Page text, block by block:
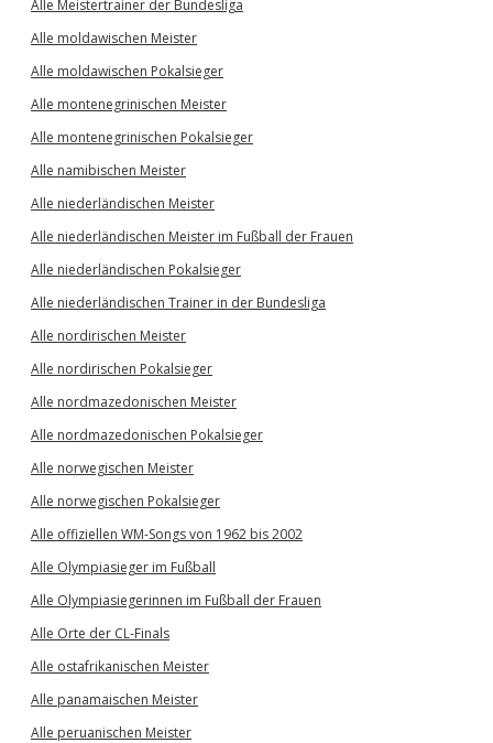
Alle Meistertrainer der Bundesliga
Alle moldawischen Meister
Alle moldawischen Pokalsieger
Alle montenegrinischen Meister
Alle montenegrinischen Pokalsieger
Alle namibischen Meister
Alle niederländischen Meister
Alle niederländischen Meister im Fußball der Frauen
Alle niederländischen Pokalsieger
Alle niederländischen Trainer in der Bundesliga
Alle nordirischen Meister
Alle nordirischen Pokalsieger
Alle nordmazedonischen Meister
Alle nordmazedonischen Pokalsieger
Alle norwegischen Meister
Alle norwegischen Pokalsieger
Alle offiziellen WM-Songs von 1962 bis 2002
Alle Olympiasieger im Fußball
Alle Olympiasiegerinnen im Fußball der Frauen
Alle Orte der CL-Finals
Alle ostafrikanischen Meister
Alle panamaischen Meister
Alle peruanischen Meister